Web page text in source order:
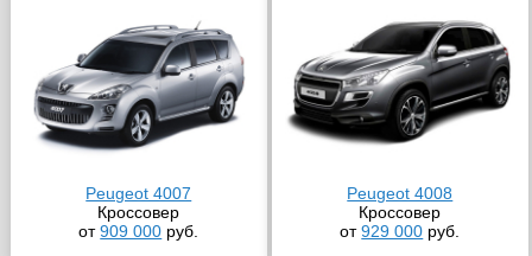
Peugeot 4007
Кроссовер
от909 000 руб.
Peugeot 4008
Кроссовер
от929 000 руб.